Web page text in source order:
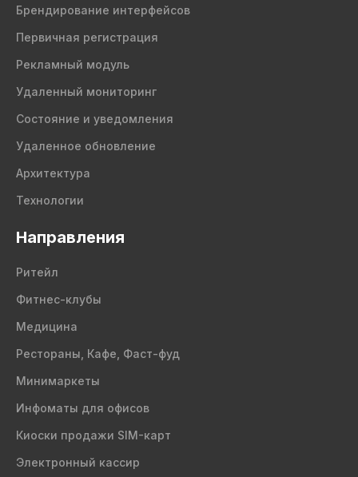
Брендирование интерфейсов
Первичная регистрация
Рекламный модуль
Удаленный мониторинг
Состояние и уведомления
Удаленное обновление
Архитектура
Технологии
Направления
Ритейл
Фитнес-клубы
Медицина
Рестораны, Кафе, Фаст-фуд
Минимаркеты
Инфоматы для офисов
Киоски продажи SIM-карт
Электронный кассир